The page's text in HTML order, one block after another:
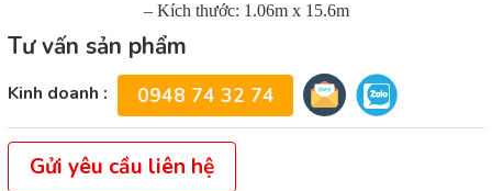
– Kích thước: 1.06m x 15.6m
Tư vấn sản phẩm
Kinh doanh : 0948 74 32 74
Gửi yêu cầu liên hệ